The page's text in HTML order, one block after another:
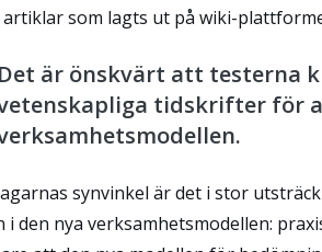
artiklar som lagts ut på wiki-
Det är önskvärt att testerna
tidskrifter för
synvinkel är det i stor
i den nya verksamhetsmodellen: